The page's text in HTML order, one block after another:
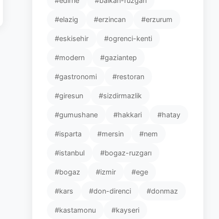
#elazig #erzincan #erzurum
#eskisehir #ogrenci-kenti
#modern #gaziantep
#gastronomi #restoran
#giresun #sizdirmazlik
#gumushane #hakkari #hatay
#isparta #mersin #nem
#istanbul #bogaz-ruzgarı
#bogaz #izmir #ege
#kars #don-direnci #donmaz
#kastamonu #kayseri